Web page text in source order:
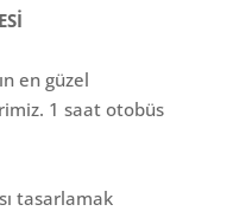
en güzel
1 saat otobüs
tasarlamak